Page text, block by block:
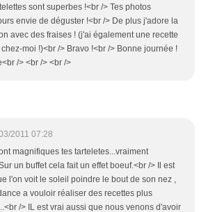
sont superbes !<br /> Tes photos
envie de déguster !<br /> De plus j'adore la
avec des fraises ! (j'ai également une recette
moi !)<br /> Bravo !<br /> Bonne journée !
/> <br /> <br />
2011 07:28
magnifiques tes tarteletes...vraiment
un buffet cela fait un effet boeuf.<br /> Il est
l'on voit le soleil poindre le bout de son nez ,
a vouloir réaliser des recettes plus
/> IL est vrai aussi que nous venons d'avoir